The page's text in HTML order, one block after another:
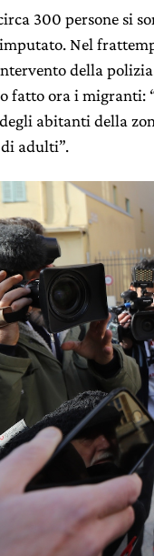
300 persone si
Nel
della
fatto ora i
abitanti della
adulti”.